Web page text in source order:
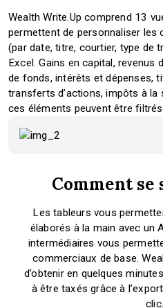
Wealth Write.Up comprend 13
permettent de personnaliser les
(par date, titre, courtier, type de
Excel. Gains en capital,
de fonds, intérêts et dépenses,
transferts d’actions, impôts à
ces éléments peuvent être
Comment
Les tableurs vous
élaborés à la main avec un
intermédiaires vous
commerciaux de base.
d’obtenir en quelques
à être taxés grâce à
clic.